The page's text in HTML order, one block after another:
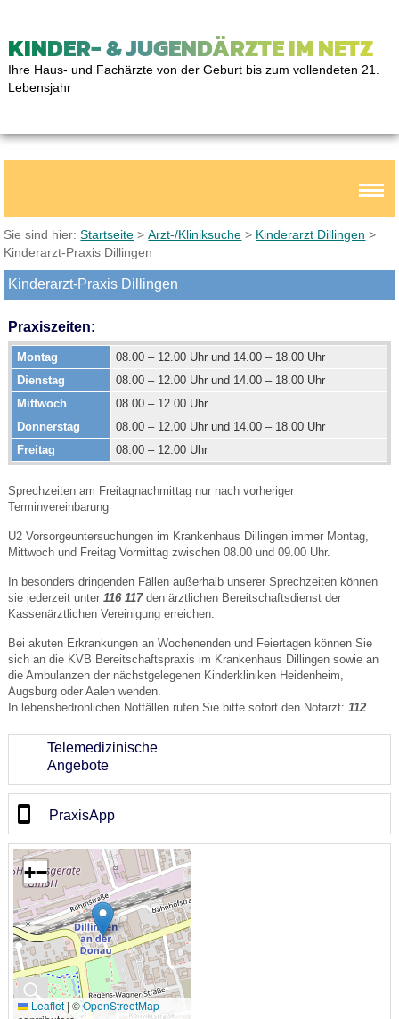
KINDER- & JUGENDÄRZTE IM NETZ
Ihre Haus- und Fachärzte von der Geburt bis zum vollendeten 21.
Lebensjahr
Sie sind hier:Startseite >Arzt-/Kliniksuche > Kinderarzt Dillingen >
Kinderarzt-Praxis Dillingen
Kinderarzt-Praxis Dillingen
Praxiszeiten:
Montag
08.00 – 12.00 Uhr und 14.00 – 18.00 Uhr
Dienstag
08.00 – 12.00 Uhr und 14.00 – 18.00 Uhr
Mittwoch
08.00 – 12.00 Uhr
Donnerstag
08.00 – 12.00 Uhr und 14.00 – 18.00 Uhr
Freitag
08.00 – 12.00 Uhr
Sprechzeiten am Freitagnachmittag nur nach vorheriger
Terminvereinbarung
U2 Vorsorgeuntersuchungen im Krankenhaus Dillingen immer Montag,
Mittwoch und Freitag Vormittag zwischen 08.00 und 09.00 Uhr.
In besonders dringenden Fällen außerhalb unserer Sprechzeiten können
sie jederzeit unter 116 117den ärztlichen Bereitschaftsdienst der
Kassenärztlichen Vereinigung erreichen.
Bei akuten Erkrankungen an Wochenenden und Feiertagen können Sie
sich an die KVB Bereitschaftspraxis im Krankenhaus Dillingen sowie an
die Ambulanzen der nächstgelegenen Kinderkliniken Heidenheim,
Augsburg oder Aalen wenden.
In lebensbedrohlichen Notfällen rufen Sie bitte sofort den Notarzt: 112
Telemedizinische
Angebote
PraxisApp
🔍
+−
Leaflet | ©OpenStreetMap